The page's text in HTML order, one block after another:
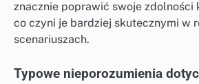
znacznie poprawić swoje zdolności
co czyni je bardziej skutecznymi w
scenariuszach.
Typowe nieporozumienia